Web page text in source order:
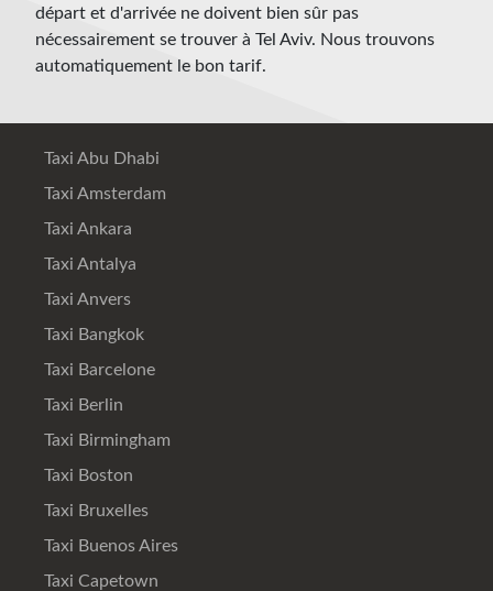
départ et d'arrivée ne doivent bien sûr pas
nécessairement se trouver à Tel Aviv. Nous trouvons
automatiquement le bon tarif.
Taxi Abu Dhabi
Taxi Amsterdam
Taxi Ankara
Taxi Antalya
Taxi Anvers
Taxi Bangkok
Taxi Barcelone
Taxi Berlin
Taxi Birmingham
Taxi Boston
Taxi Bruxelles
Taxi Buenos Aires
Taxi Capetown